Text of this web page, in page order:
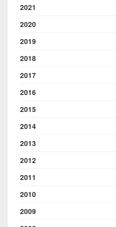
2021
2020
2019
2018
2017
2016
2015
2014
2013
2012
2011
2010
2009